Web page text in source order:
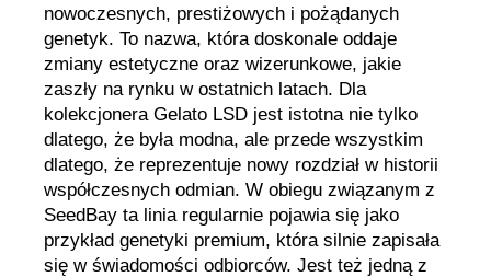
nowoczesnych, prestiżowych i pożądanych
genetyk. To nazwa, która doskonale oddaje
zmiany estetyczne oraz wizerunkowe, jakie
zaszły na rynku w ostatnich latach. Dla
kolekcjonera Gelato LSD jest istotna nie tylko
dlatego, że była modna, ale przede wszystkim
dlatego, że reprezentuje nowy rozdział w historii
współczesnych odmian. W obiegu związanym z
SeedBay ta linia regularnie pojawia się jako
przykład genetyki premium, która silnie zapisała
się w świadomości odbiorców. Jest też jedną z